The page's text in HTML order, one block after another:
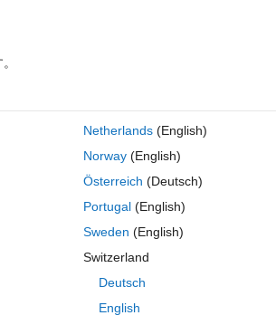
0 投票
If I was to simulate a line at any point
line would penetrate through and store them
answer a question regarding a 3D
Line Algorithm in 3D matrix, but like
it. I was purely wondering if there is an
Netherlands(English)
Norway(English)
Österreich (Deutsch)
Portugal(English)
Sweden (English)
Switzerland
Deutsch
English